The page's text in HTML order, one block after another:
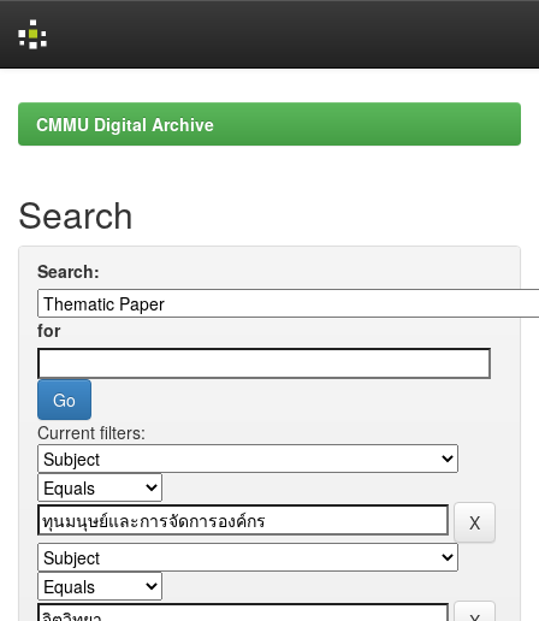
navigationCMMU Digital Archive
Search
Search:
for
Current filters: